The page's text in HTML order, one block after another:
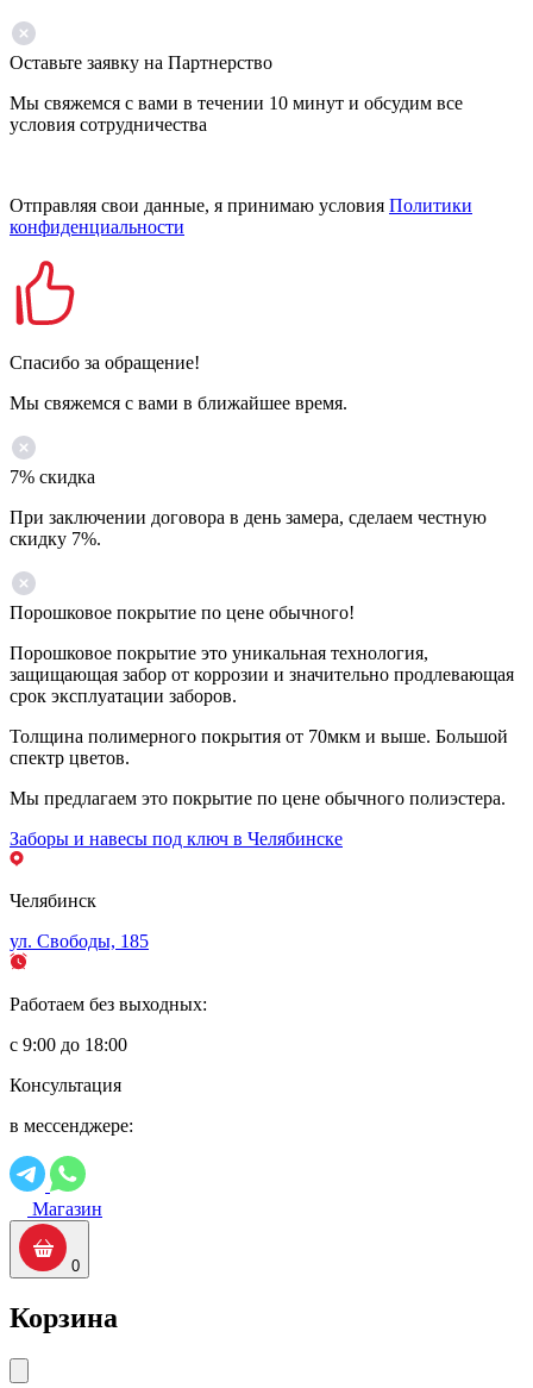
Оставьте заявку на Партнерство
Мы свяжемся с вами в течении 10 минут и обсудим все
условия сотрудничества
Отправляя свои данные, я принимаю условия Политики
конфиденциальности
Спасибо за обращение!
Мы свяжемся с вами в ближайшее время.
7% скидка
При заключении договора в день замера, сделаем честную
скидку 7%.
Порошковое покрытие по цене обычного!
Порошковое покрытие это уникальная технология,
защищающая забор от коррозии и значительно продлевающая
срок эксплуатации заборов.
Толщина полимерного покрытия от 70мкм и выше. Большой
спектр цветов.
Мы предлагаем это покрытие по цене обычного полиэстера.
Заборы и навесы под ключ в Челябинске
Челябинск
ул. Свободы, 185
Работаем без выходных:
с 9:00 до 18:00
Консультация
в мессенджере:
Магазин
0
Корзина